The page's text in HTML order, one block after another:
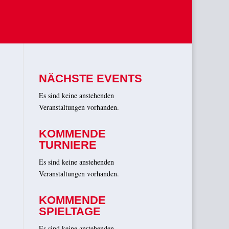
NÄCHSTE EVENTS
Es sind keine anstehenden
Veranstaltungen vorhanden.
KOMMENDE
TURNIERE
Es sind keine anstehenden
Veranstaltungen vorhanden.
KOMMENDE
SPIELTAGE